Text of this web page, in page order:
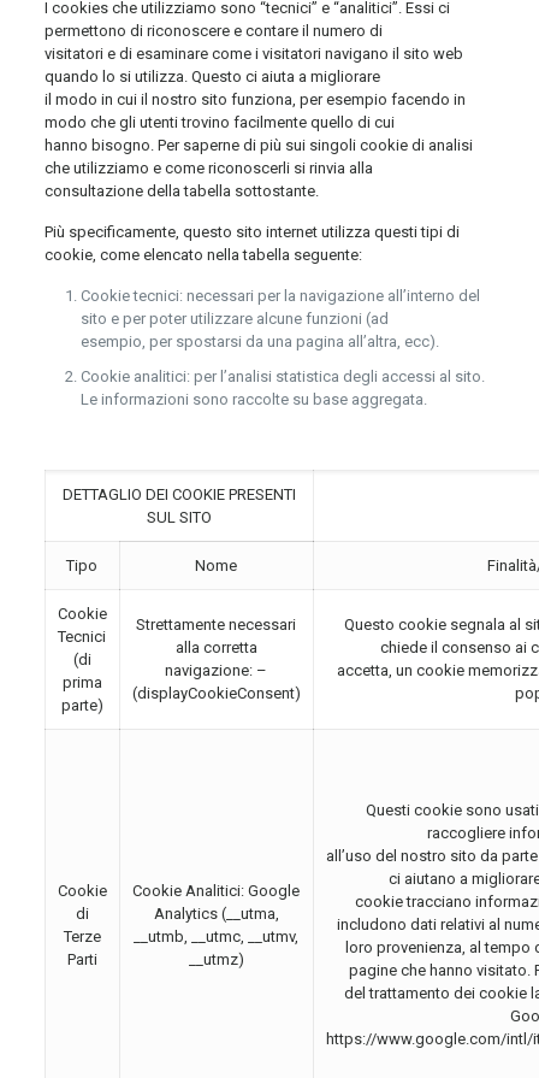
I cookies che utilizziamo sono “tecnici” e “analitici”. Essi ci
permettono di riconoscere e contare il numero di
visitatori e di esaminare come i visitatori navigano il sito web
quando lo si utilizza. Questo ci aiuta a migliorare
il modo in cui il nostro sito funziona, per esempio facendo in
modo che gli utenti trovino facilmente quello di cui
hanno bisogno. Per saperne di più sui singoli cookie di analisi
che utilizziamo e come riconoscerli si rinvia alla
consultazione della tabella sottostante.
Più specificamente, questo sito internet utilizza questi tipi di
cookie, come elencato nella tabella seguente:
Cookie tecnici: necessari per la navigazione all’interno del
sito e per poter utilizzare alcune funzioni (ad
esempio, per spostarsi da una pagina all’altra, ecc).
Cookie analitici: per l’analisi statistica degli accessi al sito.
Le informazioni sono raccolte su base aggregata.
DETTAGLIO DEI COOKIE PRESENTI
SUL SITO
Tipo Nome
Cookie
Tecnici
(di
prima
parte)
Strettamente necessari
alla corretta
navigazione: –
(displayCookieConsent)
Questo cookie segnala al
chiede il consenso ai
accetta, un cookie
Cookie
di
Terze
Parti
Cookie Analitici: Google
Analytics (__utma,
__utmb, __utmc, __utmv,
__utmz)
Questi cookie sono
raccogliere
all’uso del nostro sito da
ci aiutano a
cookie tracciano
includono dati relativi al
loro provenienza, al tempo
pagine che hanno visitato.
del trattamento dei cookie
https://www.google.com/